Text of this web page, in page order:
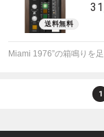
Miami 1976”の箱鳴りを
1